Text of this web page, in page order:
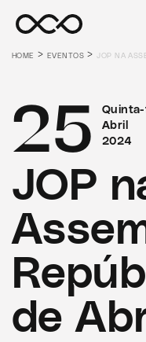
HOME >EVENTOS >JOP NA
Abril
2024
25
JOP
de